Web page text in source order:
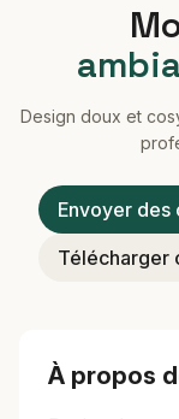
Design doux et
Envoyer des
Télécharger
À propos